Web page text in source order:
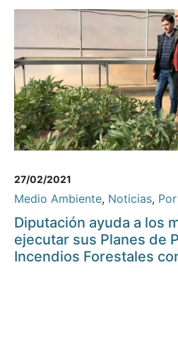
27/02/2021
Medio Ambiente, Noticias,
Diputación ayuda a los
ejecutar sus Planes de
Incendios Forestales